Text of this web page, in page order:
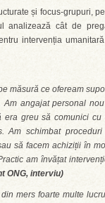
și focus-grupuri,
analizează cât de
intervenția
măsură ce ofeream
Am angajat personal
era greu să comunici
Am schimbat
să facem achiziții în
am învățat
ONG, interviu)
mers foarte multe